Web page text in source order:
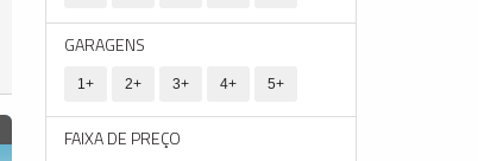
GARAGENS
1+ 2+ 3+ 4+ 5+
FAIXA DE PREÇO